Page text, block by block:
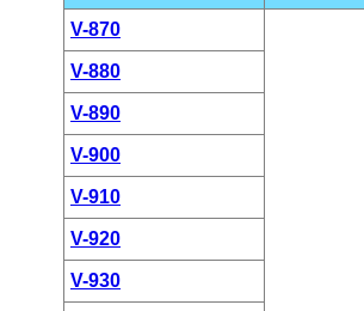
V-870
V-880
V-890
V-900
V-910
V-920
V-930